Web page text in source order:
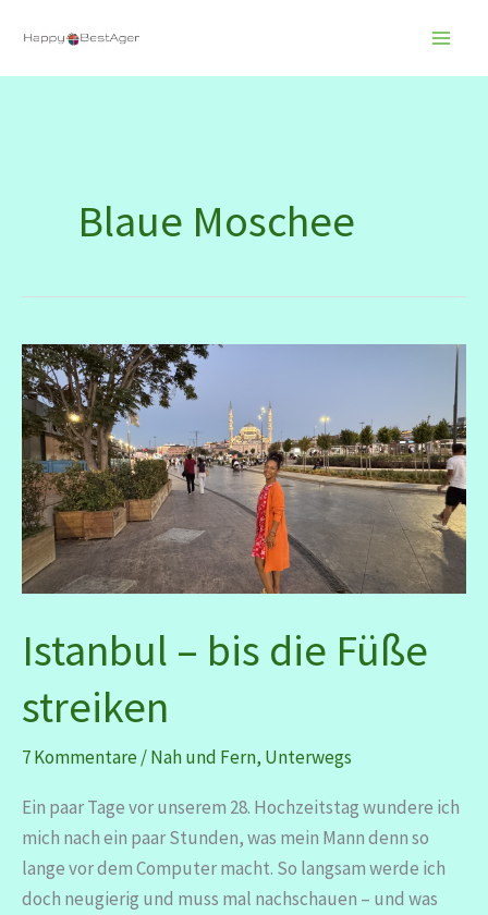
Inhalt
springen
Blaue Moschee
Istanbul – bis die Füße
streiken
7 Kommentare/Nah und Fern, Unterwegs
Ein paar Tage vor unserem 28. Hochzeitstag wundere ich
mich nach ein paar Stunden, was mein Mann denn so
lange vor dem Computer macht. So langsam werde ich
doch neugierig und muss mal nachschauen – und was